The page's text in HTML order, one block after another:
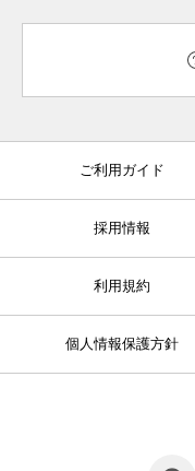
ご利用ガイド
採用情報
利用規約
個人情報保護方針